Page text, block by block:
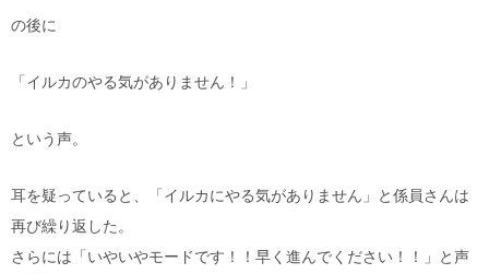
の後に
「イルカのやる気がありません！」
という声。
耳を疑っていると、「イルカにやる気がありません」と係員さんは
再び繰り返した。
さらには「いやいやモードです！！早く進んでください！！」と声